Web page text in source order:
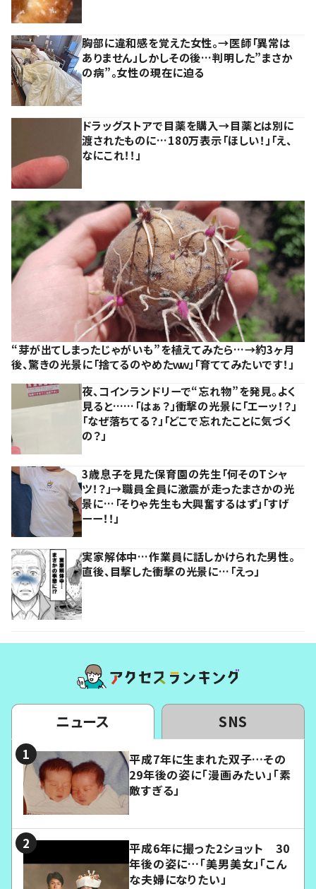
胸部に違和感を覚えた女性。→医師「異常は
ありません」しかしその後…判明した”まさか
の病”。女性の現在に迫る
ドラッグストアで目薬を購入→目薬とは別に
渡されたものに…180万表示「ほしい！」「え、
なにこれ！！」
“芽が出てしまったじゃがいも”を植えてみたら…→約3ヶ月
後、驚きの光景に「捨てるのやめたｗｗ」「育ててみたいです！」
夜、コインランドリーで“忘れ物”を発見。よく
見ると……「はぁ？」衝撃の光景に「エーッ！？」
「なぜ落ちてる？」「どこで忘れたことに気づく
の？」
3歳息子を見た保育園の先生「何そのTシャ
ツ！？」→職員全員に激震が走ったまさかの光
景に…「そりゃ先生も大興奮するはず」「すげ
ーー！！」
実家解体中…作業員に話しかけられた男性。
直後、目撃した衝撃の光景に…「えっ」
ニュース SNS
平成7年に生まれた双子…その
29年後の姿に「漫画みたい」「素
敵すぎる」
平成6年に撮った2ショット 30
年後の姿に…「美男美女」「こん
な夫婦になりたい」